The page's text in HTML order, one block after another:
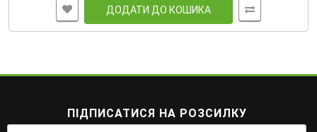
ДОДАТИ ДО КОШИКА
ПІДПИСАТИСЯ НА РОЗСИЛКУ